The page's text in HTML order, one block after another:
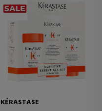
KÉRASTASE